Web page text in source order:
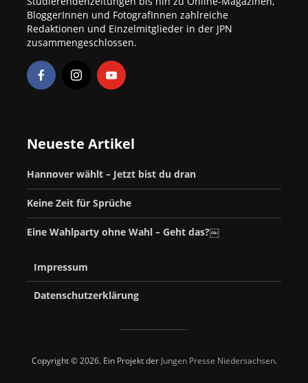
BloggerInnen und FotografInnen zahlreiche
Redaktionen und Einzelmitglieder in der JPN
zusammengeschlossen.
Neueste Artikel
Hannover wählt – Jetzt bist du dran
Keine Zeit für Sprüche
Eine Wahlparty ohne Wahl – Geht das?￼
Impressum
Datenschutzerklärung
Copyright © 2026. Ein Projekt der Jungen Presse Niedersachsen.